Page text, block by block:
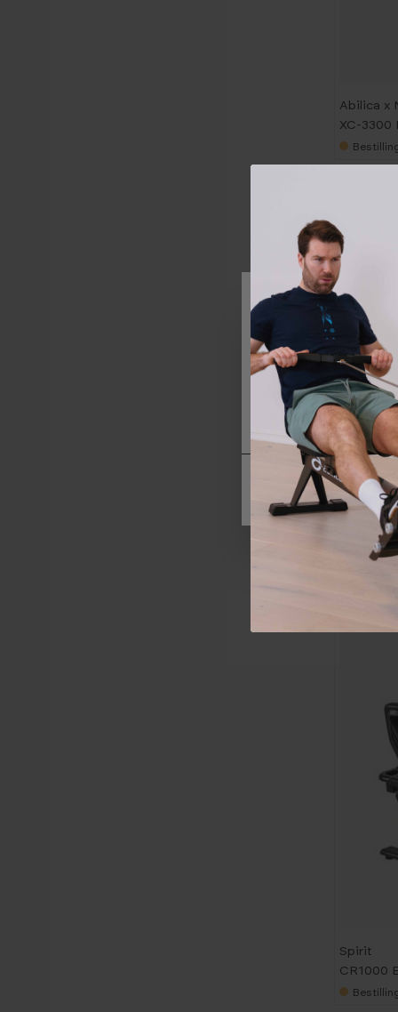
Abilica x
XC-3300
Bike 20
Spirit
CR1000
Vi og våre
deg for ulike formål,
alle disse
siden av formålet,